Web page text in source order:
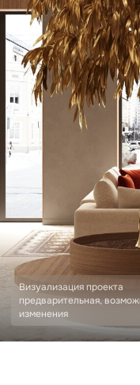
Визуализация проекта
предварительная,
изменения